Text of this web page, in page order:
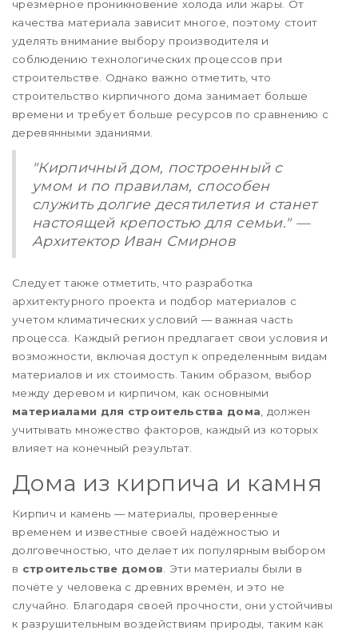
чрезмерное проникновение холода или жары. От
качества материала зависит многое, поэтому стоит
уделять внимание выбору производителя и
соблюдению технологических процессов при
строительстве. Однако важно отметить, что
строительство кирпичного дома занимает больше
времени и требует больше ресурсов по сравнению с
деревянными зданиями.
"Кирпичный дом, построенный с
умом и по правилам, способен
служить долгие десятилетия и станет
настоящей крепостью для семьи." —
Архитектор Иван Смирнов
Следует также отметить, что разработка
архитектурного проекта и подбор материалов с
учетом климатических условий — важная часть
процесса. Каждый регион предлагает свои условия и
возможности, включая доступ к определенным видам
материалов и их стоимость. Таким образом, выбор
между деревом и кирпичом, как основными
материалами для строительства дома , должен
учитывать множество факторов, каждый из которых
влияет на конечный результат.
Дома из кирпича и камня
Кирпич и камень — материалы, проверенные
временем и известные своей надёжностью и
долговечностью, что делает их популярным выбором
в строительстве домов . Эти материалы были в
почёте у человека с древних времён, и это не
случайно. Благодаря своей прочности, они устойчивы
к разрушительным воздействиям природы, таким как